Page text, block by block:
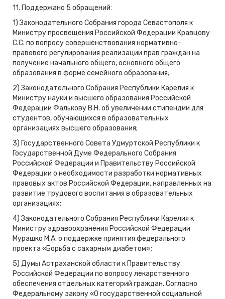
11. Поддержано 5 обращений:
1) Законодательного Собрания города Севастополя к
Министру просвещения Российской Федерации Кравцову
С.С. по вопросу совершенствования нормативно-
правового регулирования реализации прав граждан на
получение начального общего, основного общего
образования в форме семейного образования;
2) Законодательного Собрания Республики Карелия к
Министру науки и высшего образования Российской
Федерации Фалькову В.Н. об увеличении стипендии для
студентов, обучающихся в образовательных
организациях высшего образования;
3) Государственного Совета Удмуртской Республики к
Государственной Думе Федерального Собрания
Российской Федерации и Правительству Российской
Федерации о необходимости разработки нормативных
правовых актов Российской Федерации, направленных на
развитие трудового воспитания в образовательных
организациях;
4) Законодательного Собрания Республики Карелия к
Министру здравоохранения Российской Федерации
Мурашко М.А. о поддержке принятия федерального
проекта «Борьба с сахарным диабетом»;
5) Думы Астраханской области к Правительству
Российской Федерации по вопросу лекарственного
обеспечения отдельных категорий граждан. Согласно
Федеральному закону «О государственной социальной